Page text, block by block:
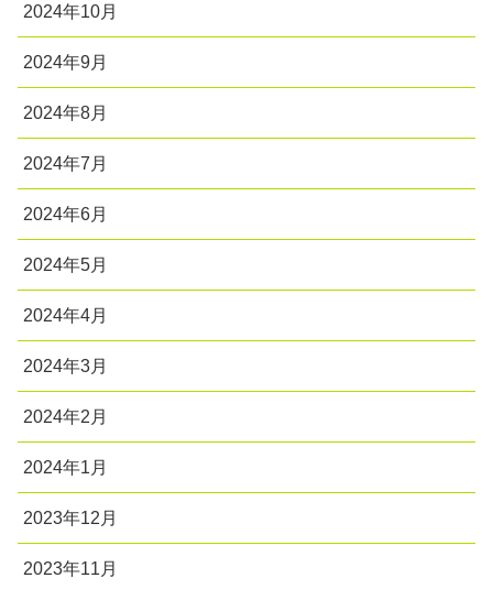
2024年10月
2024年9月
2024年8月
2024年7月
2024年6月
2024年5月
2024年4月
2024年3月
2024年2月
2024年1月
2023年12月
2023年11月